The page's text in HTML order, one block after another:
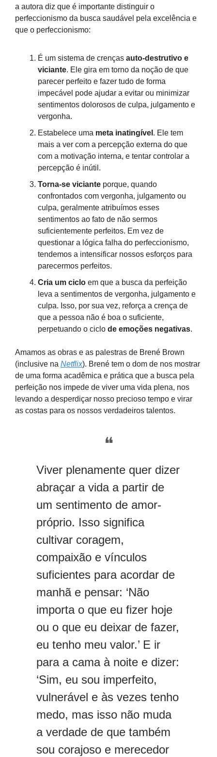
a autora diz que é importante distinguir o
perfeccionismo da busca saudável pela excelência e
que o perfeccionismo:
É um sistema de crenças auto-destrutivo e
viciante. Ele gira em torno da noção de que
parecer perfeito e fazer tudo de forma
impecável pode ajudar a evitar ou minimizar
sentimentos dolorosos de culpa, julgamento e
vergonha.
Estabelece uma meta inatingível . Ele tem
mais a ver com a percepção externa do que
com a motivação interna, e tentar controlar a
percepção é inútil.
Torna-se viciante porque, quando
confrontados com vergonha, julgamento ou
culpa, geralmente atribuímos esses
sentimentos ao fato de não sermos
suficientemente perfeitos. Em vez de
questionar a lógica falha do perfeccionismo,
tendemos a intensificar nossos esforços para
parecermos perfeitos.
Cria um ciclo em que a busca da perfeição
leva a sentimentos de vergonha, julgamento e
culpa. Isso, por sua vez, reforça a crença de
que a pessoa não é boa o suficiente,
perpetuando o ciclo de emoções negativas.
Amamos as obras e as palestras de Brené Brown
(inclusive na Netflix). Brené tem o dom de nos mostrar
de uma forma acadêmica e prática que a busca pela
perfeição nos impede de viver uma vida plena, nos
levando a desperdiçar nosso precioso tempo e virar
as costas para os nossos verdadeiros talentos.
❝
Viver plenamente quer dizer
abraçar a vida a partir de
um sentimento de amor-
próprio. Isso significa
cultivar coragem,
compaixão e vínculos
suficientes para acordar de
manhã e pensar: ‘Não
importa o que eu fizer hoje
ou o que eu deixar de fazer,
eu tenho meu valor.’ E ir
para a cama à noite e dizer:
‘Sim, eu sou imperfeito,
vulnerável e às vezes tenho
medo, mas isso não muda
a verdade de que também
sou corajoso e merecedor